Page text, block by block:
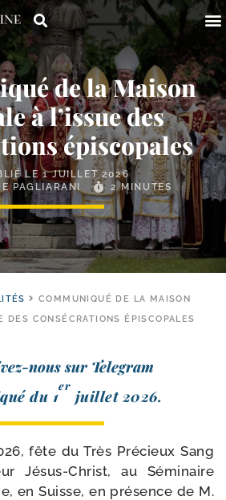
de la Maison
à l’issue des
épiscopales
LE 1 JUILLET 2026
PAGLIARANI
2 MINUTES
COMMUNIQUÉ DE LA MAISON
DES CONSÉCRATIONS ÉPISCOPALES
nous sur Telegram
du 1
er
juillet 2026.
fête du Très Précieux Sang
Jésus-​Christ, au Séminaire
en Suisse, en pré­sence de M.